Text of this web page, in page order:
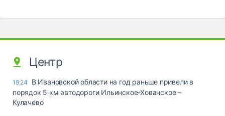
Центр
19:24
В Ивановской области на год раньше привели в
порядок 5 км автодороги Ильинское-Хованское –
Кулачево